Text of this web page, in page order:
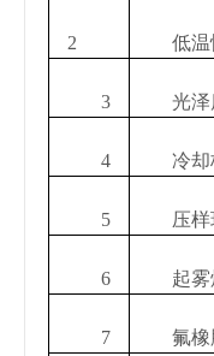
2 低
3 光
4 冷却
5 压
6 起
7 氟